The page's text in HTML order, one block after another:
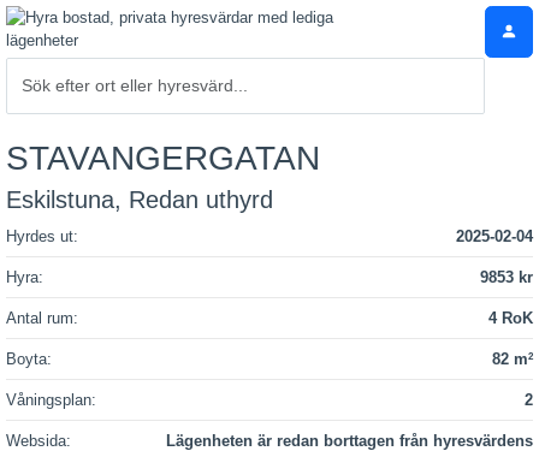
STAVANGERGATAN
Eskilstuna, Redan uthyrd
Hyrdes ut: 2025-02-04
Hyra: 9853 kr
Antal rum: 4 RoK
Boyta: 82 m2
Våningsplan: 2
Websida:
Lägenheten är redan borttagen från hyresvärdens